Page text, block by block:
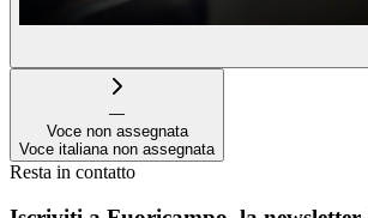
—
Voce non assegnata
Voce italiana non assegnata
Resta in contatto